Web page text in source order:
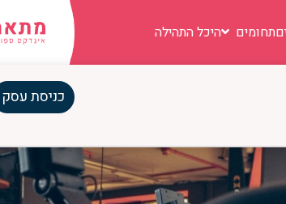
תחומים היכל התהילה
כניסת עסק
לעשות בכל סט של אימון?